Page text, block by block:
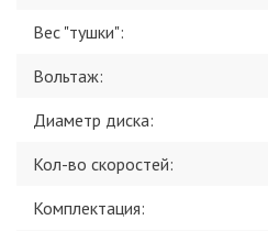
Вес "тушки":
Вольтаж:
Диаметр диска:
Кол-во скоростей:
Комплектация: